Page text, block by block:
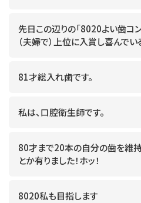
先日この辺りの「8020よい歯コ
（夫婦で）上位に入賞し喜んでい
81才総入れ歯です。
私は、口腔衛生師です。
80才まで20本の自分の歯を維持
とか有りました！ホッ！
8020私も目指します